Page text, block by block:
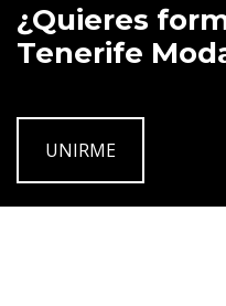
¿Quieres
Tenerife
UNIRME